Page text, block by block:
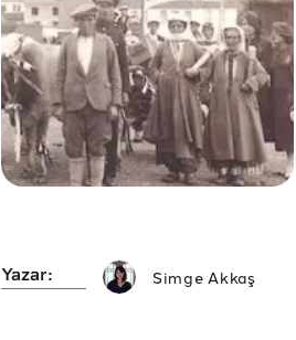
Yazar: Simge Akkaş